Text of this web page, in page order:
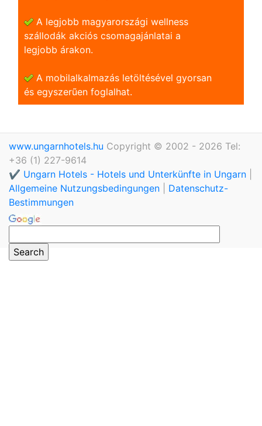
A legjobb magyarországi wellness
szállodák akciós csomagajánlatai a
legjobb árakon.
A mobilalkalmazás letöltésével gyorsan
és egyszerũen foglalhat.
www.ungarnhotels.hu Copyright © 2002 - 2026 Tel:
+36 (1) 227-9614
✔️ Ungarn Hotels - Hotels und Unterkünfte in Ungarn
Allgemeine Nutzungsbedingungen
Datenschutz-
Bestimmungen